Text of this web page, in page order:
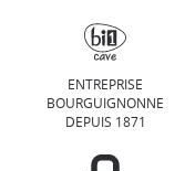
ENTREPRISE
BOURGUIGNONNE
DEPUIS 1871